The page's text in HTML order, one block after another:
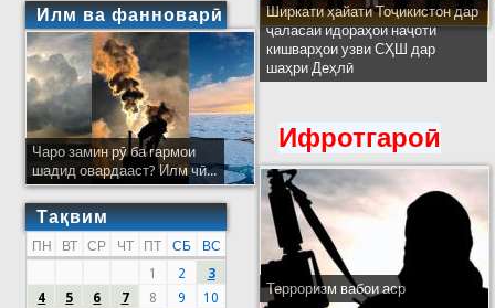
Илм ва фанноварӣ
Чаро замин рӯ ба гармои
шадид овардааст? Илм чӣ...
Тақвим
ПН ВТ СР ЧТ ПТ СБ
ВС
1
2
3
4
5 6 7 8 9
10
Ширкати ҳайати Тоҷикистон дар
ҷаласаи идораҳои наҷоти
кишварҳои узви СҲШ дар
шаҳри Деҳлӣ
Ифротгароӣ
Терроризм вабои аср